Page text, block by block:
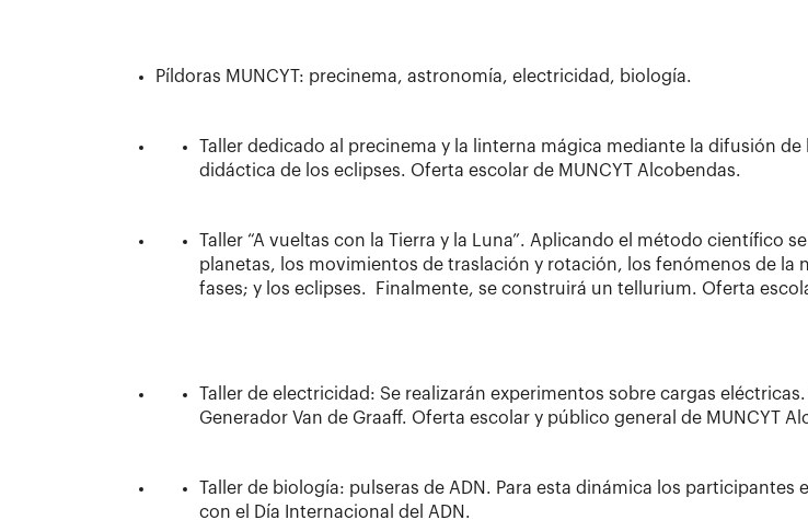
Píldoras MUNCYT: precinema, astronomía, electricidad, biología.
Taller dedicado al precinema y la linterna mágica mediante la difusión
didáctica de los eclipses. Oferta escolar de MUNCYT Alcobendas.
Taller “A vueltas con la Tierra y la Luna”. Aplicando el método científico
planetas, los movimientos de traslación y rotación, los fenómenos de la
fases; y los eclipses. Finalmente, se construirá un tellurium. Oferta
Taller de electricidad: Se realizarán experimentos sobre cargas
Generador Van de Graaff. Oferta escolar y público general de MUNCYT
Taller de biología: pulseras de ADN. Para esta dinámica los
con el Día Internacional del ADN.